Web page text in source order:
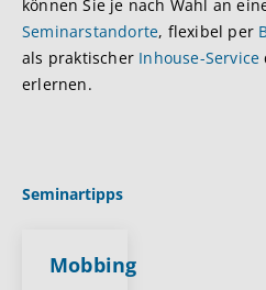
können Sie je nach Wahl an
Seminarstandorte, flexibel per
als praktischer Inhouse-Service
erlernen.
Seminartipps
Mobbing